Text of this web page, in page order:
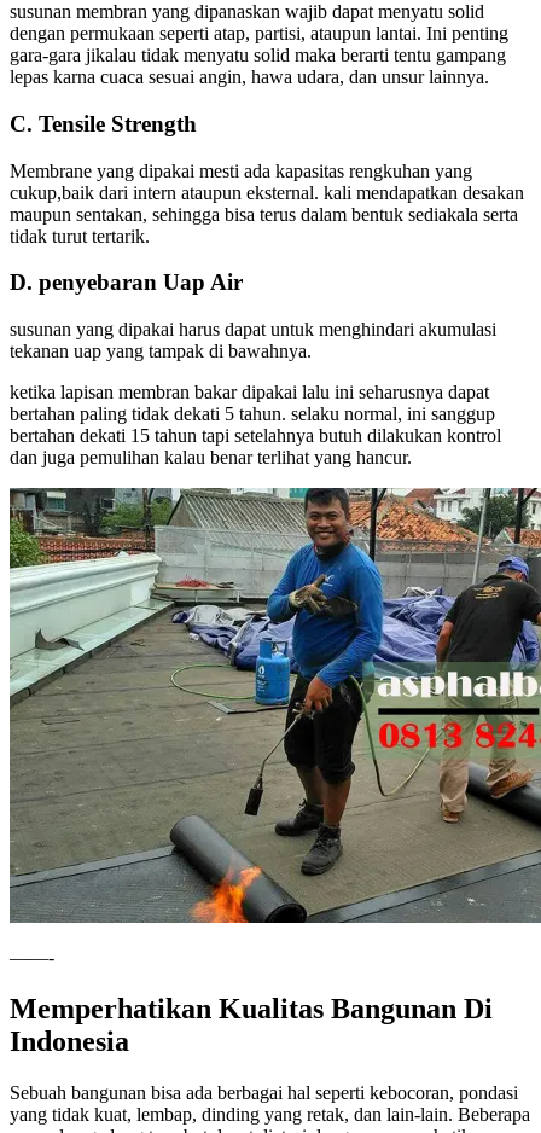
susunan membran yang dipanaskan wajib dapat menyatu solid
dengan permukaan seperti atap, partisi, ataupun lantai. Ini penting
gara-gara jikalau tidak menyatu solid maka berarti tentu gampang
lepas karna cuaca sesuai angin, hawa udara, dan unsur lainnya.
C. Tensile Strength
Membrane yang dipakai mesti ada kapasitas rengkuhan yang
cukup,baik dari intern ataupun eksternal. kali mendapatkan desakan
maupun sentakan, sehingga bisa terus dalam bentuk sediakala serta
tidak turut tertarik.
D. penyebaran Uap Air
susunan yang dipakai harus dapat untuk menghindari akumulasi
tekanan uap yang tampak di bawahnya.
ketika lapisan membran bakar dipakai lalu ini seharusnya dapat
bertahan paling tidak dekati 5 tahun. selaku normal, ini sanggup
bertahan dekati 15 tahun tapi setelahnya butuh dilakukan kontrol
dan juga pemulihan kalau benar terlihat yang hancur.
——-
Memperhatikan Kualitas Bangunan Di
Indonesia
Sebuah bangunan bisa ada berbagai hal seperti kebocoran, pondasi
yang tidak kuat, lembap, dinding yang retak, dan lain-lain. Beberapa